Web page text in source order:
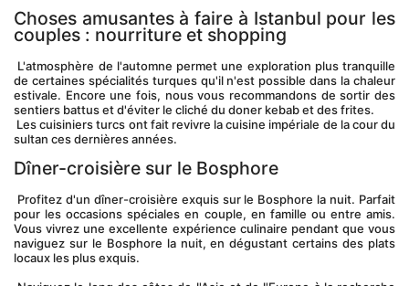
Choses amusantes à faire à Istanbul pour les
couples : nourriture et shopping
de certaines spécialités turques qu'il n'est possible dans la chaleur
estivale. Encore une fois, nous vous recommandons de sortir des
sentiers battus et d'éviter le cliché du doner kebab et des frites.
sultan ces dernières années.
Dîner-croisière sur le Bosphore
pour les occasions spéciales en couple, en famille ou entre amis.
Vous vivrez une excellente expérience culinaire pendant que vous
naviguez sur le Bosphore la nuit, en dégustant certains des plats
locaux les plus exquis.